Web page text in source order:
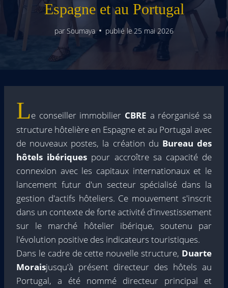
Espagne et au Portugal
par Soumaya publié le25 mai 2026
Le conseiller immobilier CBRE a réorganisé sa
structure hôtelière en Espagne et au Portugal avec
de nouveaux postes, la création du Bureau des
hôtels ibériques pour accroître sa capacité de
connexion avec les capitaux internationaux et le
lancement futur d'un secteur spécialisé dans la
gestion d'actifs hôteliers. Ce mouvement s'inscrit
dans un contexte de forte activité d'investissement
sur le marché hôtelier ibérique, soutenu par
l'évolution positive des indicateurs touristiques.
Dans le cadre de cette nouvelle structure, Duarte
Moraisjusqu'à présent directeur des hôtels au
Portugal, a été nommé directeur principal et